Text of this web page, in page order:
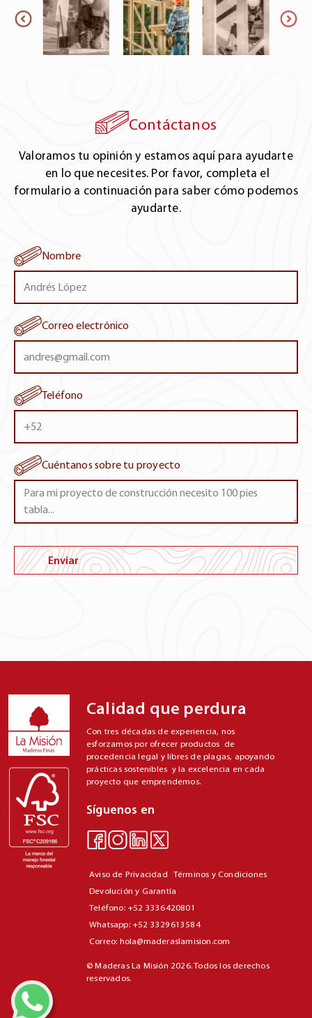
Bulgaria
Haya Europea
Tennesse
Michigan
Maple Duro, Maple Suave
llinois
Nogal, Sicomoro
Indiana
Nogal, Sicomoro
Texas
Hackberry
Lousinana
Hackberry
Costa de Marfil
Teca Africana
Carolina del Norte
Poplar
Contáctanos
Valoramos tu opinión y estamos aquí para ayudarte
en lo que necesites. Por favor, completa el
formulario a continuación para saber cómo podemos
ayudarte.
Leave
this
field
Nombre
Correo electrónico
Teléfono
Cuéntanos sobre tu proyecto
Enviar
Calidad que perdura
Con tres décadas de experiencia, nos
esforzamos por ofrecer productos de
procedencia legal y libres de plagas, apoyando
prácticas sostenibles y la excelencia en cada
proyecto que emprendemos.
Síguenos en
Aviso de Privacidad Términos y Condiciones
Devolución y Garantía
Teléfono: +52 3336420801
Whatsapp: +52 3329613584
Correo: hola@maderaslamision.com
© Maderas La Misión 2026. Todos los derechos
reservados.